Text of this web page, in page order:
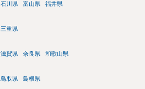
石川県 富山県 福井県
三重県
滋賀県 奈良県 和歌山県
鳥取県 島根県